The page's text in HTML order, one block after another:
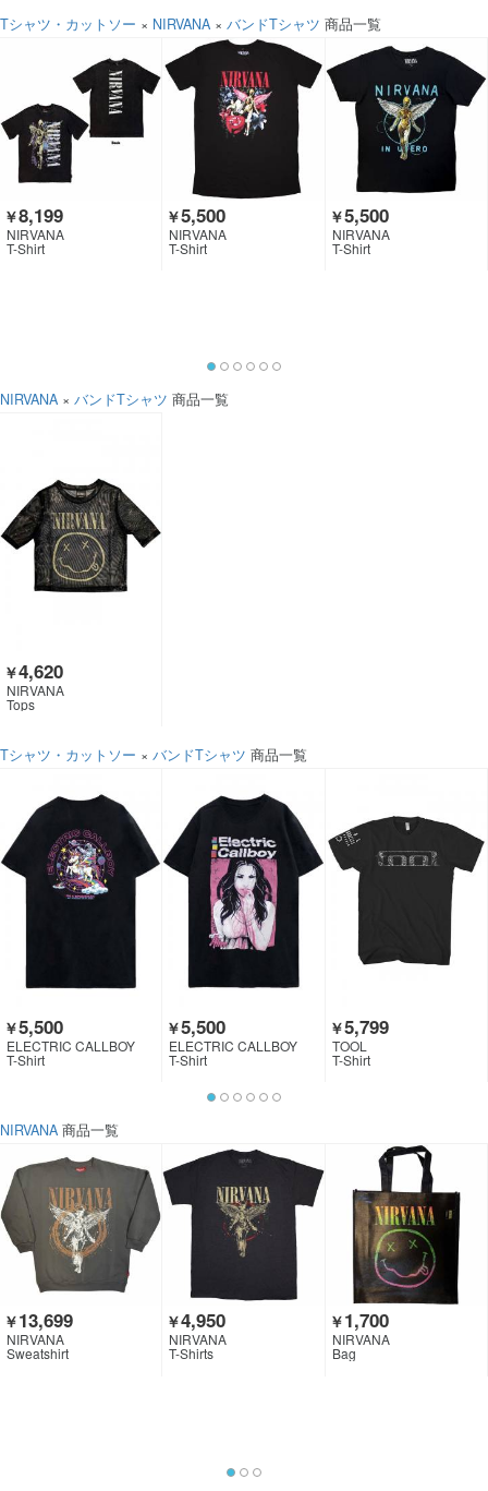
Tシャツ・カットソー × NIRVANA × バンドTシャツ 商品一覧
￥8,199
NIRVANA
T-Shirt
￥5,500
NIRVANA
T-Shirt
￥5,500
NIRVANA
T-Shirt
NIRVANA × バンドTシャツ 商品一覧
￥4,620
NIRVANA
Tops
Tシャツ・カットソー × バンドTシャツ 商品一覧
￥5,500
ELECTRIC CALLBOY
T-Shirt
￥5,500
ELECTRIC CALLBOY
T-Shirt
￥5,799
TOOL
T-Shirt
NIRVANA 商品一覧
￥13,699
NIRVANA
Sweatshirt
￥4,950
NIRVANA
T-Shirts
￥1,700
NIRVANA
Bag